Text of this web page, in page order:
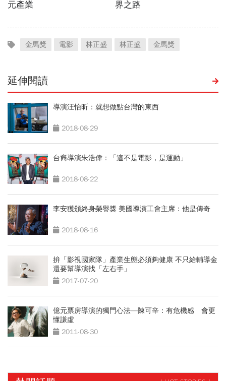
金馬獎 電影 林正盛 林正盛 金馬獎
延伸閱讀
導演汪怡昕：就想做點台灣的東西
2018-08-29
台裔導演朱浩偉：「這不是電影，是運動」
2018-08-22
李安獲頒終身榮譽獎 美國導演工會主席：他是傳奇
2018-08-16
拚「影視國家隊」產業生態必須夠健康 不只給輔導金
還要幫導演找「左右手」
2017-07-20
億元票房導演的獨門心法—陳可辛：有危機感 會更
懂謙虛
2011-08-30